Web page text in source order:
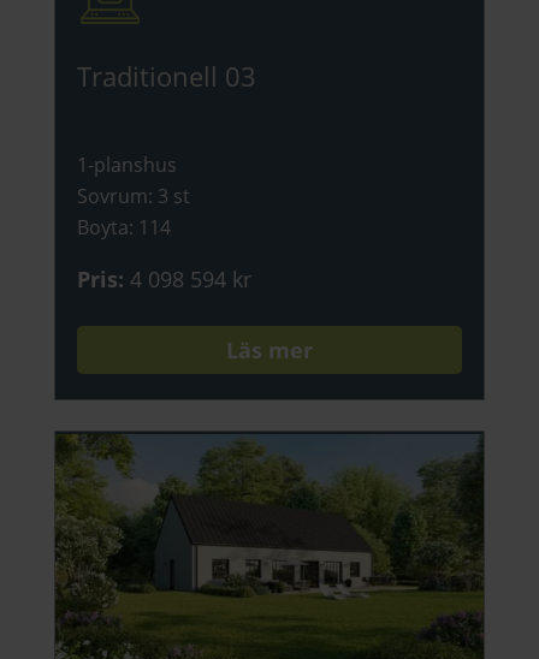
Traditionell 03
1-planshus
Sovrum: 3 st
Boyta: 114
Pris: 4 098 594 kr
Läs mer